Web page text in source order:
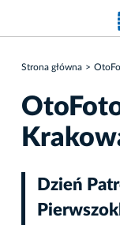
Strona główna
Dzień